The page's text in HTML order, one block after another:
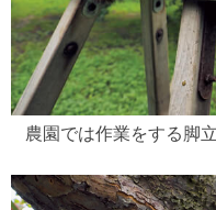
農園では作業をする脚